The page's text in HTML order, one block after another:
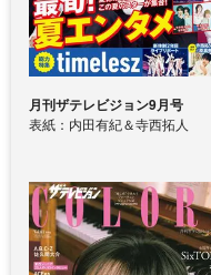
月刊ザテレビジョン9月号
表紙：内田有紀＆寺西拓人